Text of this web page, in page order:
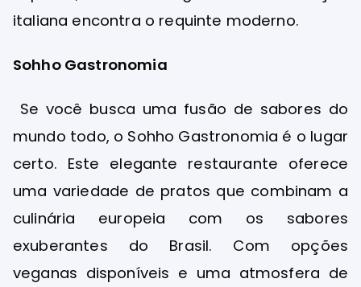
italiana encontra o requinte moderno.
Sohho Gastronomia
Se você busca uma fusão de sabores do
mundo todo, o Sohho Gastronomia é o lugar
certo. Este elegante restaurante oferece
uma variedade de pratos que combinam a
culinária europeia com os sabores
exuberantes do Brasil. Com opções
veganas disponíveis e uma atmosfera de